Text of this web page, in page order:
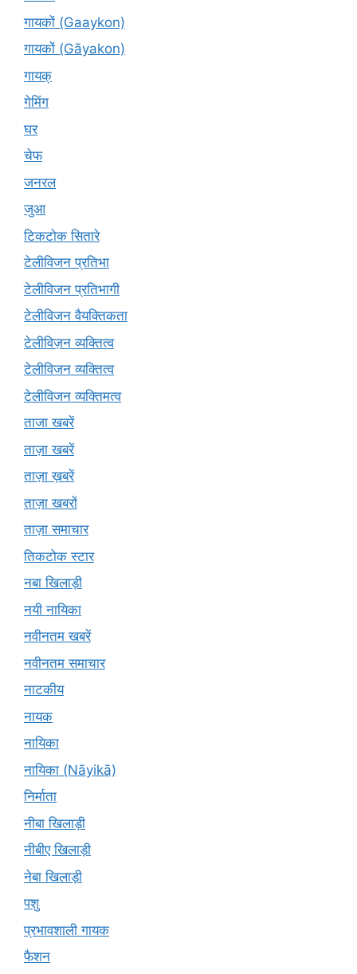
गायकों (Gaaykon)
गायकों (Gāyakon)
गायक्
गेमिंग
घर
चेफ
जनरल
जुआ
टिकटोक सितारे
टेलीविजन प्रतिभा
टेलीविजन प्रतिभागी
टेलीविजन वैयक्तिकता
टेलीविज़न व्यक्तित्व
टेलीविजन व्यक्तित्व
टेलीविजन व्यक्तिमत्व
ताजा खबरें
ताज़ा खबरें
ताज़ा ख़बरें
ताज़ा खबरों
ताज़ा समाचार
तिकटोक स्टार
नबा खिलाड़ी
नयी नायिका
नवीनतम खबरें
नवीनतम समाचार
नाटकीय
नायक
नायिका
नायिका (Nāyikā)
निर्माता
नीबा खिलाड़ी
नीबीए खिलाड़ी
नेबा खिलाड़ी
पशु
प्रभावशाली गायक
फैशन